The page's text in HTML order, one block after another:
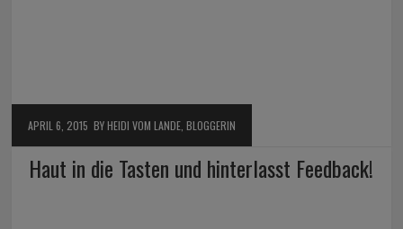
APRIL 6, 2015 BY HEIDI VOM LANDE, BLOGGERIN
Haut in die Tasten und hinterlasst Feedback!